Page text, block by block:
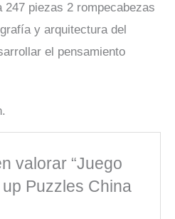
247 piezas 2 rompecabezas
y arquitectura del
el pensamiento
valorar “Juego
Puzzles China